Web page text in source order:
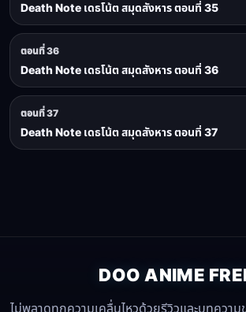
Death Note เดธโน้ต สมุดสังหาร ตอนที่ 35
ตอนที่ 36
Death Note เดธโน้ต สมุดสังหาร ตอนที่ 36
ตอนที่ 37
Death Note เดธโน้ต สมุดสังหาร ตอนที่ 37
DOO ANIME
ไม่พลาดทุกความเคลื่นไหวด้วยรีวิวและบทควา